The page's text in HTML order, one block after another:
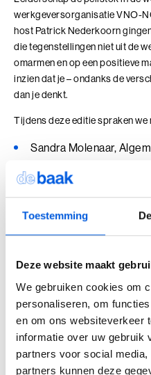
Toestemming
Deze website maakt
We gebruiken cookies om
personaliseren, om
en om ons websiteverkeer
informatie over uw gebruik
partners voor social
partners kunnen deze
Verdiep je leiderschap
en strategie
Ontwikkel
vraagstukken waar
samenkomen
Leer technologie
en doel van je
Voor leiders en
technologie verandert
10+ jaar werkervaring
Authentiek Profileren
Beïnvloeden, Leiden,
Bezielend Leiderschap
Benieuwd wat we
kunnen betekenen?
jouw vraag of organisatie.
Adviesgesprek Incompany
Wij zoeken collega's
Kom jij ons team
werkgeversorganisatie VNO-
host Patrick Nederkoorn
die tegenstellingen niet uit de
omarmen en op een positieve
inzien dat je – ondanks de
dan je denkt.
Tijdens deze editie spraken we
Sandra Molenaar,
Jacqueline Smit, Hoofd
Florian Brunsting, General
Shervin Nekuee,
voor de wetenschappelijke
uit onderzoek naar
De aflevering is hieronder in